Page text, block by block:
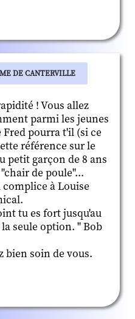
DE CANTERVILLE
! Vous allez
parmi les jeunes
pourra t'il (si ce
référence sur le
petit garçon de 8 ans
de poule"...
à Louise
tu es fort jusqu'au
seule option. " Bob
bien soin de vous.